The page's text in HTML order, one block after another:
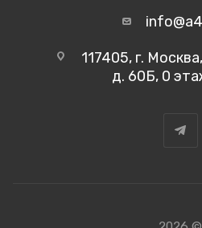
117405, г.
д. 60Б, 0